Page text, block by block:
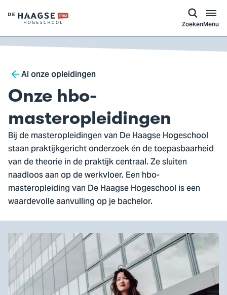
Logo
van
De
Hogeschool,
ga
naar
de
homepagina
ZoekenMenu
Breadcrumb
Al onze opleidingen
Onze hbo-
masteropleidingen
Bij de masteropleidingen van De Haagse Hogeschool
staan praktijkgericht onderzoek én de toepasbaarheid
van de theorie in de praktijk centraal. Ze sluiten
naadloos aan op de werkvloer. Een hbo-
masteropleiding van De Haagse Hogeschool is een
waardevolle aanvulling op je bachelor.